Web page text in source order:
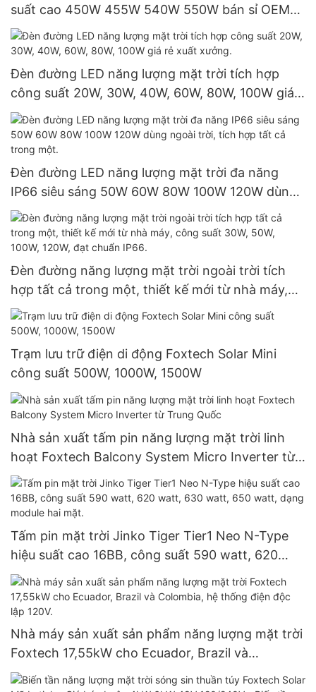
suất cao 450W 455W 540W 550W bán sỉ OEM
từ Trung Quốc với giá tốt.
Đèn đường LED năng lượng mặt trời tích hợp
công suất 20W, 30W, 40W, 60W, 80W, 100W giá
rẻ xuất xưởng.
Đèn đường LED năng lượng mặt trời đa năng
IP66 siêu sáng 50W 60W 80W 100W 120W dùng
ngoài trời, tích hợp tất cả trong một.
Đèn đường năng lượng mặt trời ngoài trời tích
hợp tất cả trong một, thiết kế mới từ nhà máy,
công suất 30W, 50W, 100W, 120W, đạt chuẩn
IP66.
Trạm lưu trữ điện di động Foxtech Solar Mini
công suất 500W, 1000W, 1500W
Nhà sản xuất tấm pin năng lượng mặt trời linh
hoạt Foxtech Balcony System Micro Inverter từ
Trung Quốc
Tấm pin mặt trời Jinko Tiger Tier1 Neo N-Type
hiệu suất cao 16BB, công suất 590 watt, 620
watt, 630 watt, 650 watt, dạng module hai mặt.
Nhà máy sản xuất sản phẩm năng lượng mặt trời
Foxtech 17,55kW cho Ecuador, Brazil và
Colombia, hệ thống điện độc lập 120V.